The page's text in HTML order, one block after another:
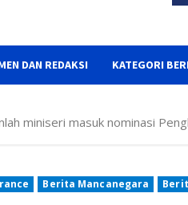
DAN REDAKSI KATEGORI
miniseri masuk nominasi
Berita Mancanegara